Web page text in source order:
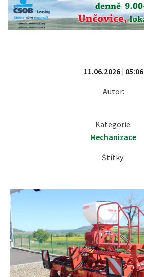
11.06.2026 | 05:06
Autor:
Kategorie:
Mechanizace
Štítky: